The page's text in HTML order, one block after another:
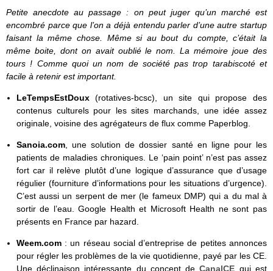
Petite anecdote au passage : on peut juger qu’un marché est
encombré parce que l’on a déjà entendu parler d’une autre startup
faisant la même chose. Même si au bout du compte, c’était la
même boite, dont on avait oublié le nom. La mémoire joue des
tours ! Comme quoi un nom de société pas trop tarabiscoté et
facile à retenir est important.
LeTempsEstDoux(rotatives-bcsc), un site qui propose des
contenus culturels pour les sites marchands, une idée assez
originale, voisine des agrégateurs de flux comme Paperblog.
Sanoia.com, une solution de dossier santé en ligne pour les
patients de maladies chroniques. Le ‘pain point’ n’est pas assez
fort car il relève plutôt d’une logique d’assurance que d’usage
régulier (fourniture d’informations pour les situations d’urgence).
C’est aussi un serpent de mer (le fameux DMP) qui a du mal à
sortir de l’eau. Google Health et Microsoft Health ne sont pas
présents en France par hazard.
Weem.com : un réseau social d’entreprise de petites annonces
pour régler les problèmes de la vie quotidienne, payé par les CE.
Une déclinaison intéressante du concept deCanalCE qui est